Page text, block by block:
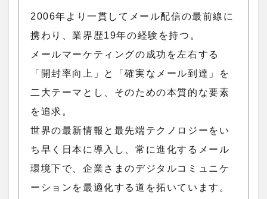
2006年より一貫してメール配信の最前線に
携わり、業界歴19年の経験を持つ。
メールマーケティングの成功を左右する
「開封率向上」と「確実なメール到達」を
二大テーマとし、そのための本質的な要素
を追求。
世界の最新情報と最先端テクノロジーをい
ち早く日本に導入し、常に進化するメール
環境下で、企業さまのデジタルコミュニケ
ーションを最適化する道を拓いています。